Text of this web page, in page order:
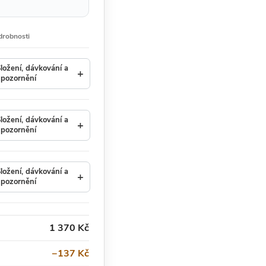
dávkování a
+
dávkování a
+
dávkování a
+
1 370 Kč
−137 Kč